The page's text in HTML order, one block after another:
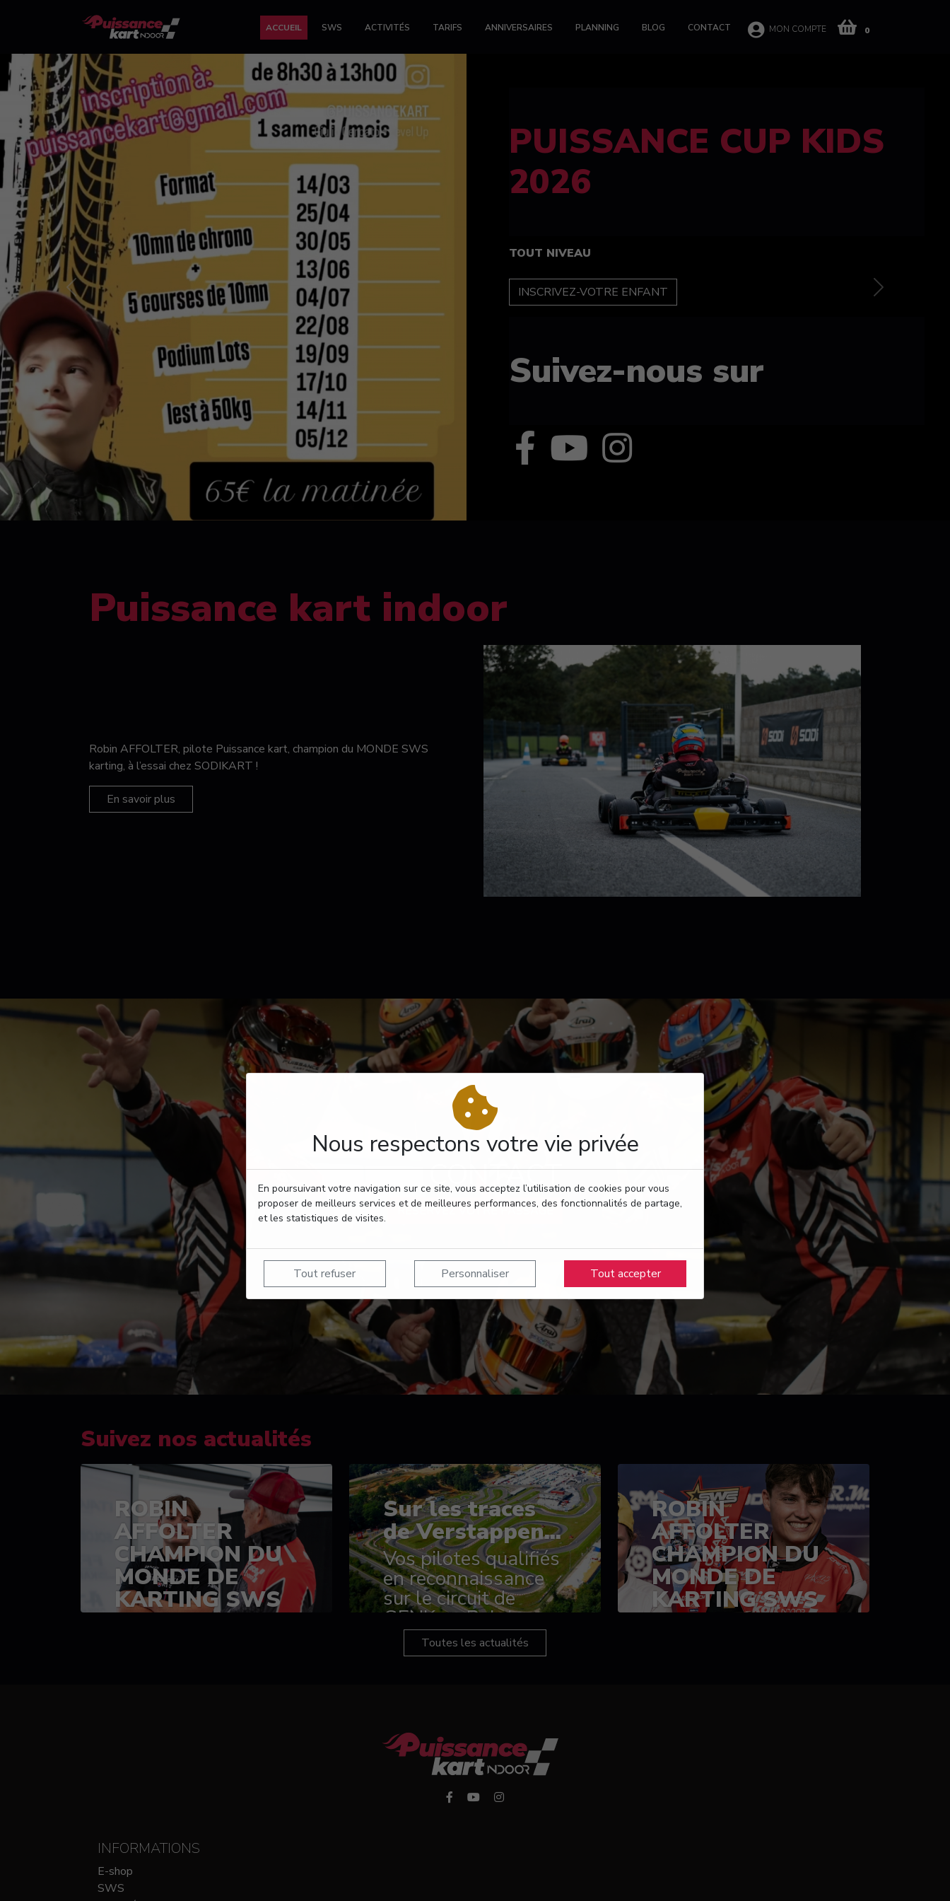
Nous respectons votre vie privée
En poursuivant votre navigation sur ce site, vous acceptez l’utilisation de cookies pour vous
proposer de meilleurs services et de meilleures performances, des fonctionnalités de partage,
et les statistiques de visites.
Tout refuser Personnaliser Tout accepter
ACCUEIL SWS ACTIVITÉS TARIFS ANNIVERSAIRES PLANNING BLOG CONTACT MON COMPTE 0
FELINE CUP 100%
féminine
TOUT NIVEAU
INSCRIPTION
Suivez-nous sur
Previous Next
Puissance kart indoor
Robin AFFOLTER, pilote Puissance kart, champion du MONDE SWS
karting, à l’essai chez SODIKART !
En savoir plus
CONTACT
RÉSERVEZ VOTRE PASSAGE
Suivez nos actualités
ROBIN
AFFOLTER
CHAMPION DU
MONDE DE
KARTING SWS
(SPRINT)
Sur les traces
de Verstappen...
Vos pilotes qualifiés
en reconnaissance
sur le circuit de
GENK en Belgique
ROBIN
AFFOLTER
CHAMPION DU
MONDE DE
KARTING SWS
Toutes les actualités
INFORMATIONS
E-shop
SWS